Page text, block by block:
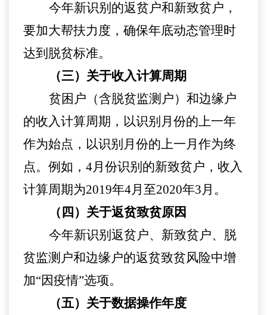
今年新识别的返贫户和新致贫户 ，
要加大帮扶力度，确保年底动态管理时
达到脱贫标准。
（三） 关于收入计算周期
贫困户（含脱贫监测户）和边缘户
的收入计算周期， 以识别月份的上一年
作为始点，以识别月份的上一月作为终
点。例如， 4月份识别 的新致贫户， 收入
计算周期为2019年4月至2020年3月。
（四）关于返贫致贫原因
今年新识别返贫户、新致贫户、 脱
贫监测户和边缘户的返贫致贫风险中增
加“因疫情”选项。
（五）关于数据操作年度